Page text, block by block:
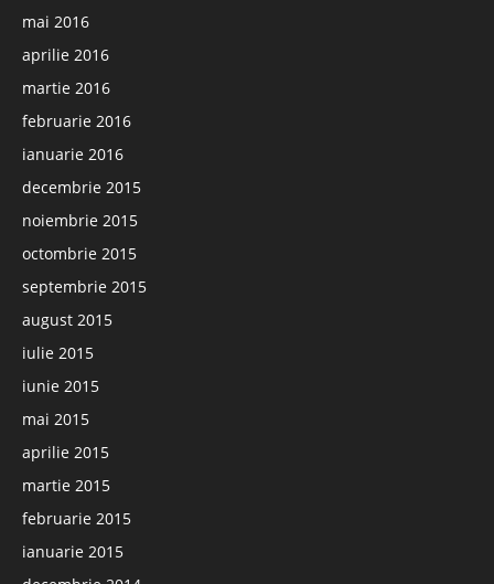
mai 2016
aprilie 2016
martie 2016
februarie 2016
ianuarie 2016
decembrie 2015
noiembrie 2015
octombrie 2015
septembrie 2015
august 2015
iulie 2015
iunie 2015
mai 2015
aprilie 2015
martie 2015
februarie 2015
ianuarie 2015